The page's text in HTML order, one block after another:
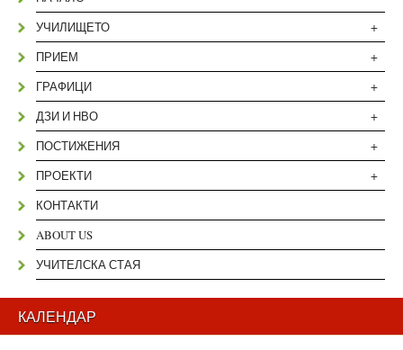
+
УЧИЛИЩЕТО
+
ПРИЕМ
+
ГРАФИЦИ
+
ДЗИ И НВО
+
ПОСТИЖЕНИЯ
+
ПРОЕКТИ
КОНТАКТИ
ABOUT US
УЧИТЕЛСКА СТАЯ
КАЛЕНДАР